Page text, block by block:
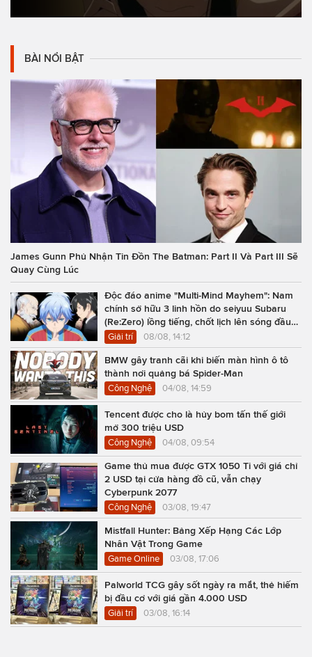
BÀI NỔI BẬT
James Gunn Phủ Nhận Tin Đồn The Batman: Part II Và Part III Sẽ
Quay Cùng Lúc
Độc đáo anime "Multi-Mind Mayhem": Nam
chính sở hữu 3 linh hồn do seiyuu Subaru
(Re:Zero) lồng tiếng, chốt lịch lên sóng đầu
năm 2027
Giải trí 08/08, 14:12
BMW gây tranh cãi khi biến màn hình ô tô
thành nơi quảng bá Spider-Man
Công Nghệ 04/08, 14:59
Tencent được cho là hủy bom tấn thế giới
mở 300 triệu USD
Công Nghệ 04/08, 09:54
Game thủ mua được GTX 1050 Ti với giá chỉ
2 USD tại cửa hàng đồ cũ, vẫn chạy
Cyberpunk 2077
Công Nghệ 03/08, 19:47
Mistfall Hunter: Bảng Xếp Hạng Các Lớp
Nhân Vật Trong Game
Game Online 03/08, 17:06
Palworld TCG gây sốt ngày ra mắt, thẻ hiếm
bị đầu cơ với giá gần 4.000 USD
Giải trí 03/08, 16:14